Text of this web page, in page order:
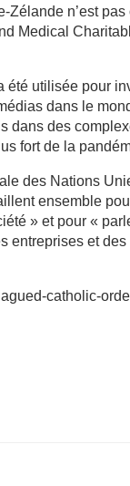
n’est
Medical
utilisée pour
dans le
des
fort de la
des Nations
ensemble
» et pour «
entreprises et
catholic-